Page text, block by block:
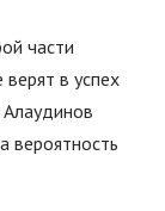
части
в успех
вероятность